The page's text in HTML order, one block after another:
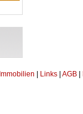
Immobilien Links AGB